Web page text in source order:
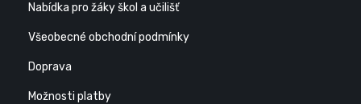
Nabídka pro žáky škol a učilišť
Všeobecné obchodní podmínky
Doprava
Možnosti platby